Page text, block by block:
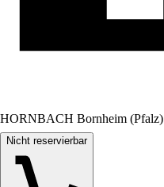
HORNBACH Bornheim (Pfalz)
Nicht reservierbar